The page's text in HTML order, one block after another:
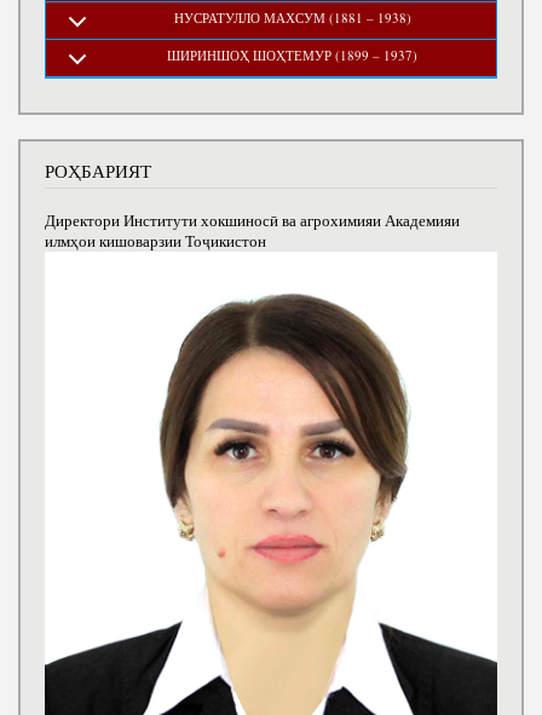
НУСРАТУЛЛО МАХСУМ (1881 – 1938)
ШИРИНШОҲ ШОҲТЕМУР (1899 – 1937)
РОҲБАРИЯТ
Директори Институти хокшиносӣ ва агрохимияи Академияи
илмҳои кишоварзии Тоҷикистон